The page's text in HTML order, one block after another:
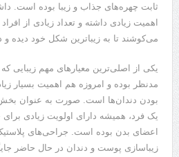
ثابت چهره‌های جذاب و زیبا بوده است.
اهمیت زیادی داشته و تعداد زیادی از
می‌کوشند تا به زیباترین شکل خود دیده و
یکی از اصلی‌ترین معیارهای مهم زیبایی
مدنظر بوده و امروزه هم اهمیت بسیار
بودن دندان‌ها است. صورت به عنوان
یک فرد، همیشه دارای اولویت زیادی
اعضای بدن بوده است. جراحی‌های
زیباسازی پوست و دندان در حال حاضر